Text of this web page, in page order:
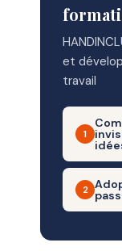
et
travail
1
–
– 1 –
2